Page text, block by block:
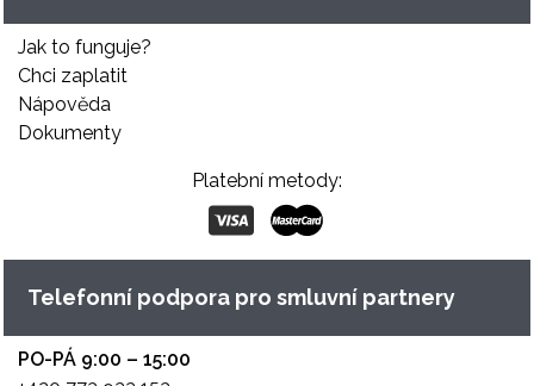
Jak to funguje?
Chci zaplatit
Nápověda
Dokumenty
Platební metody:
Telefonní podpora pro smluvní partnery
PO-PÁ 9:00 – 15:00